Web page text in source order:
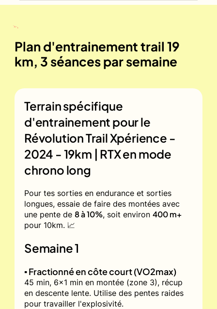
Plan d'entrainement trail 19
km, 3 séances par semaine
Terrain spécifique
d'entrainement pour le
Révolution Trail Xpérience -
2024 - 19km | RTX en mode
chrono long
Pour tes sorties en endurance et sorties
longues, essaie de faire des montées avec
une pente de 8 à 10%, soit environ 400 m+
pour 10km. 📈
Semaine 1
▪️ Fractionné en côte court (VO2max)
45 min, 6x1 min en montée (zone 3), récup
en descente lente. Utilise des pentes raides
pour travailler l'explosivité.